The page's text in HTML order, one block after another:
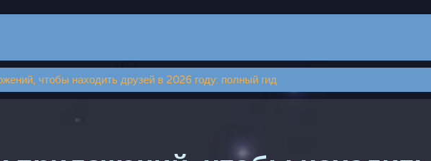
чтобы находить друзей в 2026 году: полный гид